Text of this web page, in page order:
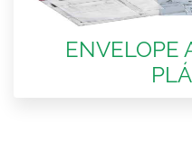
ENVELOPE